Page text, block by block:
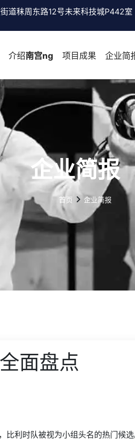
道秣周东路12号未来科技城P442室
介绍南宫ng 项目成果 企业简
企业简报
首页 企业简报
面盘点
比利时队被视为小组头名的热门候